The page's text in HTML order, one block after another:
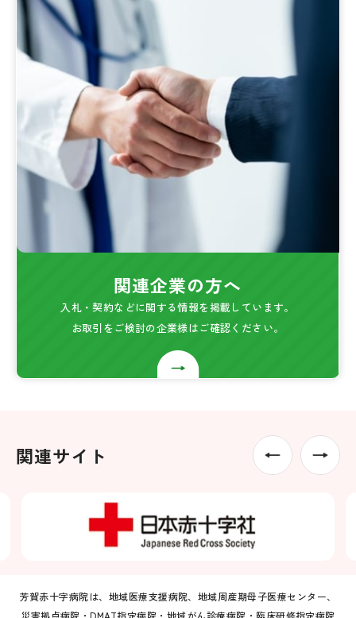
関連企業の方へ
入札・契約などに関する情報を掲載しています。
お取引をご検討の企業様はご確認ください。
関連サイト
芳賀赤十字病院は、地域医療支援病院、地域周産期母子医療センター、
災害拠点病院・DMAT指定病院・地域がん診療病院・臨床研修指定病院